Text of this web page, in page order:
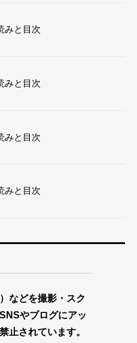
みと目次
みと目次
みと目次
みと目次
などを撮影・スク
やブログにアッ
止されています。